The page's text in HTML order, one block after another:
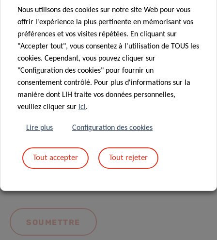
Message*
En envoyant votre message, vous acceptez
politique de confidentialité du LIH.
Nous utilisons des cookies sur notre site Web pour vous
offrir l'expérience la plus pertinente en mémorisant vos
préférences et vos visites répétées. En cliquant sur
"Accepter tout", vous consentez à l'utilisation de TOUS les
cookies. Cependant, vous pouvez cliquer sur
"Configuration des cookies" pour fournir un
consentement contrôlé. Pour plus d'informations sur la
manière dont LIH traite vos données personnelles,
veuillez cliquer sur ici.
Lire plus Configuration des cookies
Tout accepter Tout rejeter